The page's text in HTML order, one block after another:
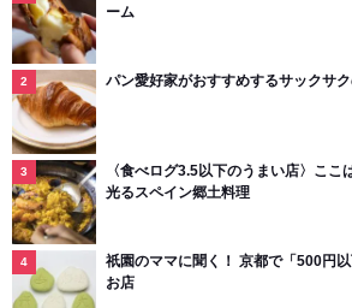
ーム
パン愛好家がおすすめするサックサ
〈食べログ3.5以下のうまい店〉こ
光るスペイン郷土料理
祇園のママに聞く！ 京都で「500円
お店